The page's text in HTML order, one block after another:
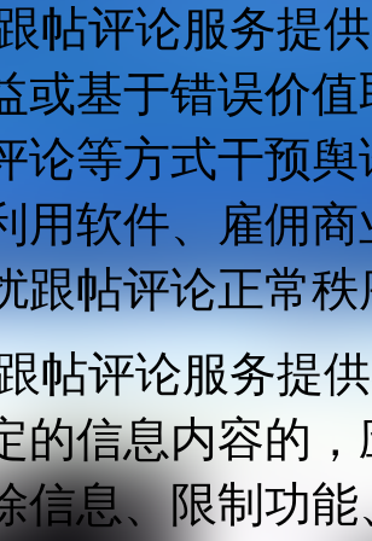
帖评论服务提
或基于错误价
论等方式干预
用软件、雇佣
跟帖评论正常
帖评论服务提
的信息内容的
信息、限制功